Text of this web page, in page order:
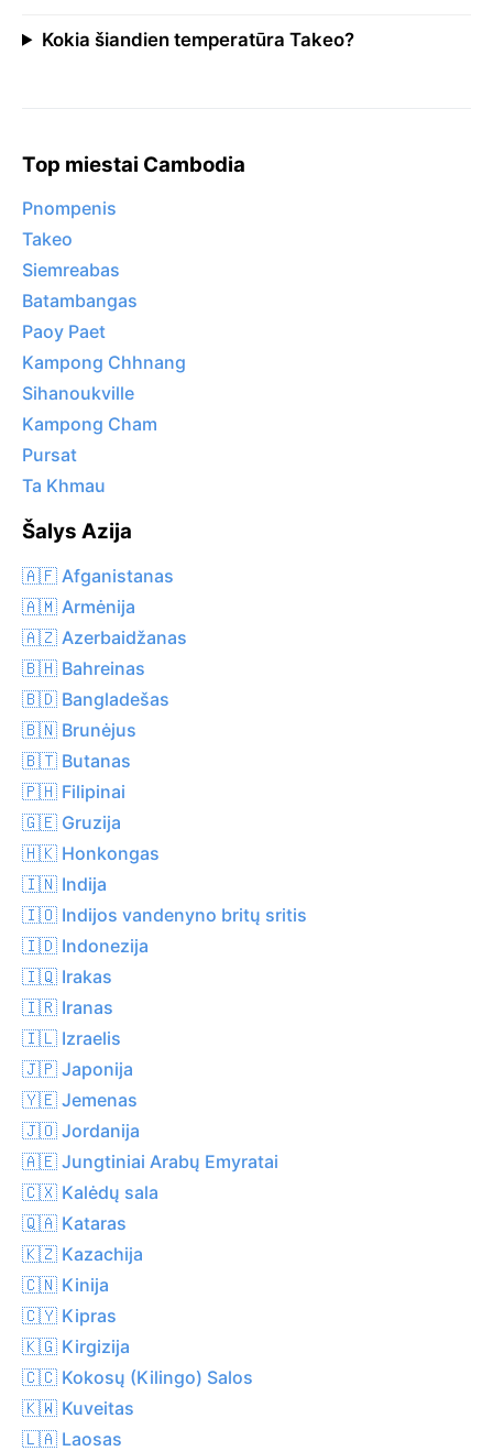
Kokia šiandien temperatūra Takeo?
Top miestai Cambodia
Pnompenis
Takeo
Siemreabas
Batambangas
Paoy Paet
Kampong Chhnang
Sihanoukville
Kampong Cham
Pursat
Ta Khmau
Šalys Azija
🇦🇫 Afganistanas
🇦🇲 Armėnija
🇦🇿 Azerbaidžanas
🇧🇭 Bahreinas
🇧🇩 Bangladešas
🇧🇳 Brunėjus
🇧🇹 Butanas
🇵🇭 Filipinai
🇬🇪 Gruzija
🇭🇰 Honkongas
🇮🇳 Indija
🇮🇴 Indijos vandenyno britų sritis
🇮🇩 Indonezija
🇮🇶 Irakas
🇮🇷 Iranas
🇮🇱 Izraelis
🇯🇵 Japonija
🇾🇪 Jemenas
🇯🇴 Jordanija
🇦🇪 Jungtiniai Arabų Emyratai
🇨🇽 Kalėdų sala
🇶🇦 Kataras
🇰🇿 Kazachija
🇨🇳 Kinija
🇨🇾 Kipras
🇰🇬 Kirgizija
🇨🇨 Kokosų (Kilingo) Salos
🇰🇼 Kuveitas
🇱🇦 Laosas